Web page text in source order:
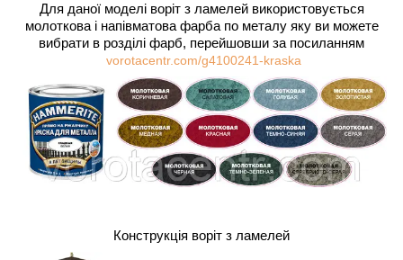
Для даної моделі воріт з ламелей використовується
молоткова і напівматова фарба по металу яку ви можете
вибрати в розділі фарб, перейшовши за посиланням
vorotacentr.com/g4100241-kraska
Конструкція воріт з ламелей